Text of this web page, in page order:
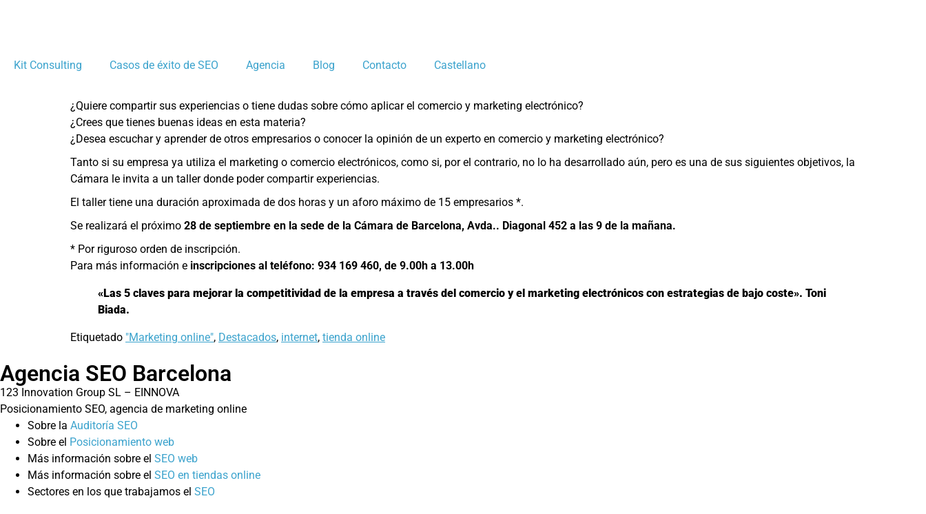
Kit Consulting Casos de éxito de SEO Agencia Blog Contacto Castellano
¿Quiere compartir sus experiencias o tiene dudas sobre cómo aplicar el comercio y marketing electrónico?
¿Crees que tienes buenas ideas en esta materia?
¿Desea escuchar y aprender de otros empresarios o conocer la opinión de un experto en comercio y marketing electrónico?
Tanto si su empresa ya utiliza el marketing o comercio electrónicos, como si, por el contrario, no lo ha desarrollado aún, pero es una de sus siguientes objetivos, la
Cámara le invita a un taller donde poder compartir experiencias.
El taller tiene una duración aproximada de dos horas y un aforo máximo de 15 empresarios *.
Se realizará el próximo 28 de septiembre en la sede de la Cámara de Barcelona, Avda.. Diagonal 452 a las 9 de la mañana.
* Por riguroso orden de inscripción.
Para más información e inscripciones al teléfono: 934 169 460, de 9.00h a 13.00h
«Las 5 claves para mejorar la competitividad de la empresa a través del comercio y el marketing electrónicos con estrategias de bajo coste». Toni
Biada.
Etiquetado "Marketing online", Destacados, internet, tienda online
Agencia SEO Barcelona
123 Innovation Group SL – EINNOVA
Posicionamiento SEO, agencia de marketing online
Sobre la Auditoría SEO
Sobre el Posicionamiento web
Más información sobre el SEO web
Más información sobre el SEO en tiendas online
Sectores en los que trabajamos el SEO